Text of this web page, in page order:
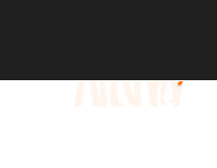
contenuto